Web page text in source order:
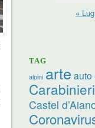
« Lug
TAG
alpini arte auto
Carabinieri
Castel